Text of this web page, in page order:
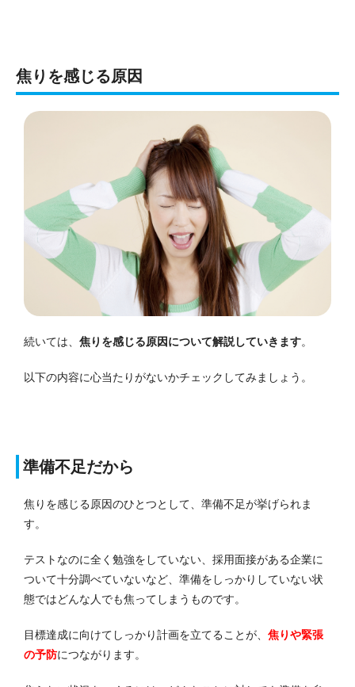
焦りを感じる原因
続いては、 焦りを感じる原因について解説していきます。
以下の内容に心当たりがないかチェックしてみましょう。
準備不足だから
焦りを感じる原因のひとつとして、準備不足が挙げられま
す。
テストなのに全く勉強をしていない、採用面接がある企業に
ついて十分調べていないなど、準備をしっかりしていない状
態ではどんな人でも焦ってしまうものです。
目標達成に向けてしっかり計画を立てることが、 焦りや緊張
の予防につながります。